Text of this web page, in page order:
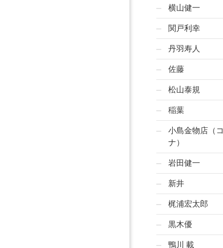
横山健一
関戸利幸
丹羽寿人
佐藤
松山泰規
稲葉
小島金物店（
ナ）
岩田健一
新井
梶浦宏太郎
黒木優
鴨川 載